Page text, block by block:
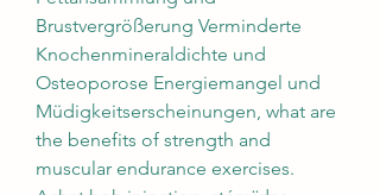
Brustvergrößerung Verminderte
Knochenmineraldichte und
Osteoporose Energiemangel und
Müdigkeitserscheinungen, what are
the benefits of strength and
muscular endurance exercises.